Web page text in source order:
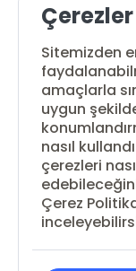
Çerezler
Sitemizden
amaçlarla
uygun
nasıl
çerezleri
Çerez